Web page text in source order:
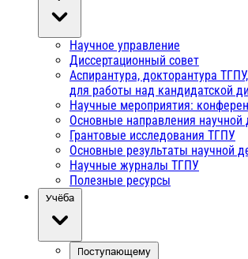
Научное управление
Диссертационный совет
Аспирантура, докторантура
для работы над кандидатской
Научные мероприятия:
Основные направления научной
Грантовые исследования ТГПУ
Основные результаты научной
Научные журналы ТГПУ
Полезные ресурсы
Учёба
Поступающему